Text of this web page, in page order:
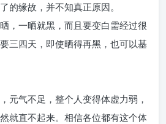
的缘故，并不知真正原因。
，一晒就黑，而且要变白需经过很
三四天，即使晒得再黑，也可以基
元气不足，整个人变得体虚力弱，
就直不起来。相信各位都有这个体